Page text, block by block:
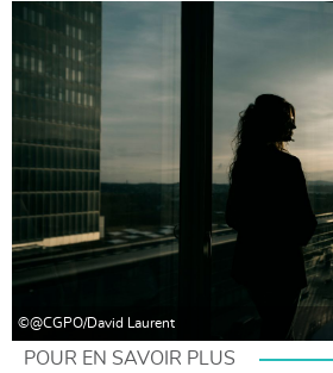
©@CGPO/David Laurent
POUR EN SAVOIR PLUS